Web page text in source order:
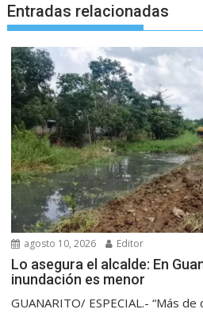
Entradas relacionadas
agosto 10, 2026 Editor
Lo asegura el alcalde: En
inundación es menor
GUANARITO/ ESPECIAL.- “Más